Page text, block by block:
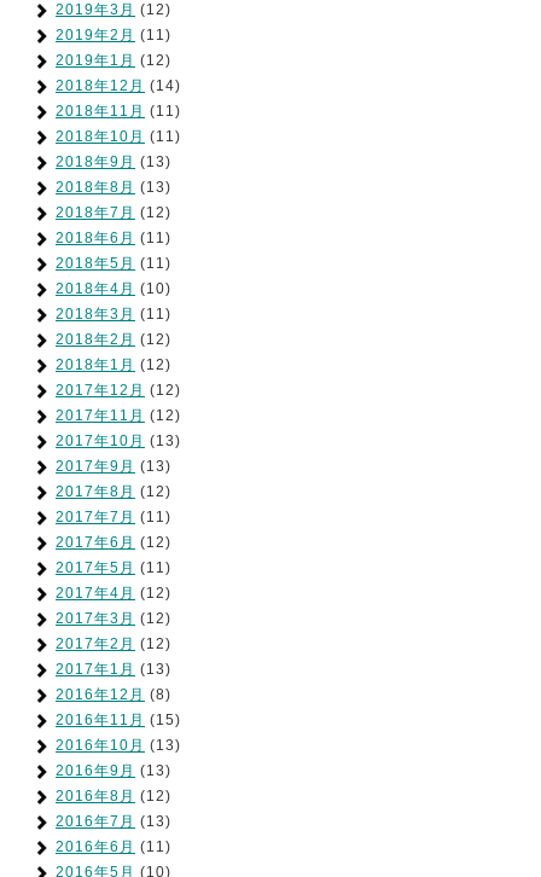
2019年3月 (12)
2019年2月 (11)
2019年1月 (12)
2018年12月 (14)
2018年11月 (11)
2018年10月 (11)
2018年9月 (13)
2018年8月 (13)
2018年7月 (12)
2018年6月 (11)
2018年5月 (11)
2018年4月 (10)
2018年3月 (11)
2018年2月 (12)
2018年1月 (12)
2017年12月 (12)
2017年11月 (12)
2017年10月 (13)
2017年9月 (13)
2017年8月 (12)
2017年7月 (11)
2017年6月 (12)
2017年5月 (11)
2017年4月 (12)
2017年3月 (12)
2017年2月 (12)
2017年1月 (13)
2016年12月 (8)
2016年11月 (15)
2016年10月 (13)
2016年9月 (13)
2016年8月 (12)
2016年7月 (13)
2016年6月 (11)
2016年5月 (10)